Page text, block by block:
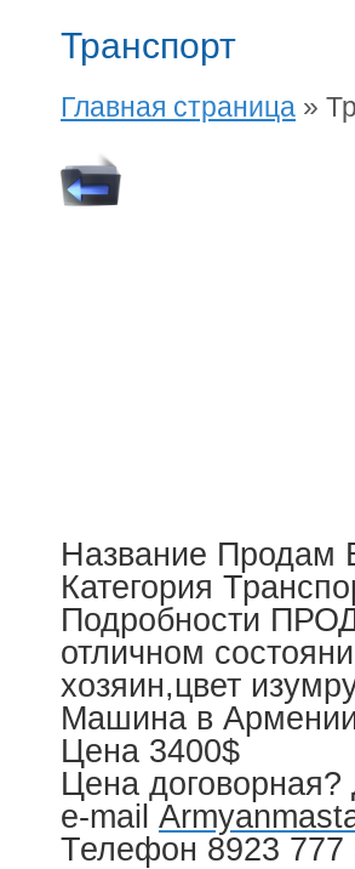
Транспорт
Главная страница »
Название Продам
Категория
Подробности
отличном
хозяин,цвет
Машина в
Цена 3400$
Цена договорная?
e-mail
Телефон 8923 777